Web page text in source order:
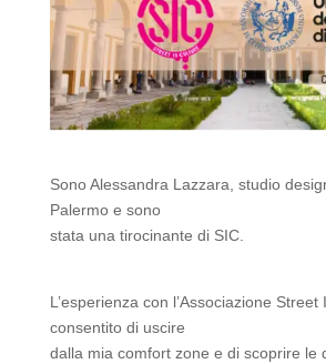
Sono Alessandra Lazzara, studio
Palermo e sono
stata una tirocinante di SIC.
L’esperienza con l’Associazione
consentito di uscire
dalla mia comfort zone e di scoprire le